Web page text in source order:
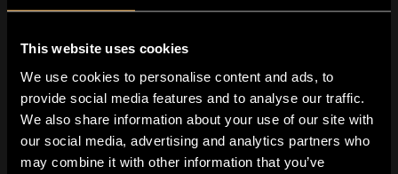
This website uses cookies
We use cookies to personalise content and ads, to
provide social media features and to analyse our traffic.
We also share information about your use of our site with
our social media, advertising and analytics partners who
may combine it with other information that you’ve